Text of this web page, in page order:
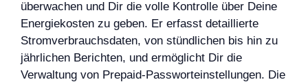
überwachen und Dir die volle Kontrolle über Deine
Energiekosten zu geben. Er erfasst detaillierte
Stromverbrauchsdaten, von stündlichen bis hin zu
jährlichen Berichten, und ermöglicht Dir die
Verwaltung von Prepaid-Passworteinstellungen. Die